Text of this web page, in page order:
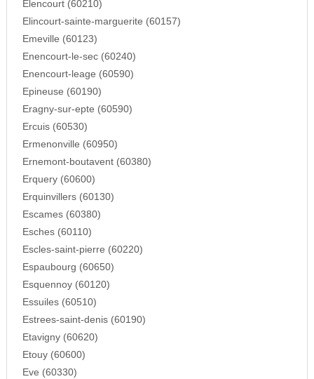
Elencourt (60210)
Elincourt-sainte-marguerite (60157)
Emeville (60123)
Enencourt-le-sec (60240)
Enencourt-leage (60590)
Epineuse (60190)
Eragny-sur-epte (60590)
Ercuis (60530)
Ermenonville (60950)
Ernemont-boutavent (60380)
Erquery (60600)
Erquinvillers (60130)
Escames (60380)
Esches (60110)
Escles-saint-pierre (60220)
Espaubourg (60650)
Esquennoy (60120)
Essuiles (60510)
Estrees-saint-denis (60190)
Etavigny (60620)
Etouy (60600)
Eve (60330)